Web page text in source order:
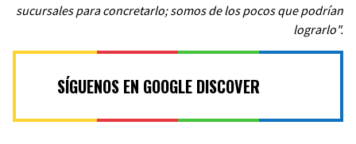
sucursales para concretarlo; somos de los pocos que podrían
lograrlo".
SÍGUENOS EN GOOGLE DISCOVER